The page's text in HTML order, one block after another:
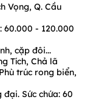
Vọng, Q. Cầu
60.000 - 120.000
cặp đôi...
Tích, Chả lã
trúc rong biển,
Sức chứa: 60